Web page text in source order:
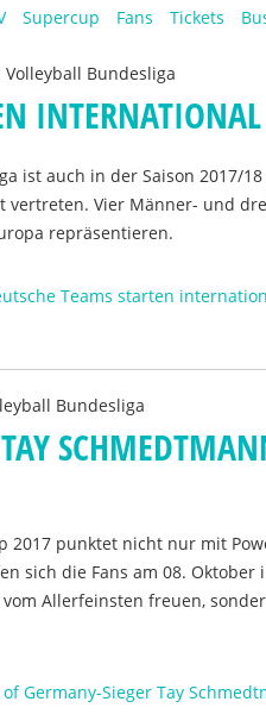
Supercup Fans Tickets
Volleyball Bundesliga
INTERNATIONAL
ist auch in der Saison 2017/
vertreten. Vier Männer- und
repräsentieren.
Teams starten
Bundesliga
2017 punktet nicht nur mit
sich die Fans am 08.
Allerfeinsten freuen,
Germany-Sieger Tay